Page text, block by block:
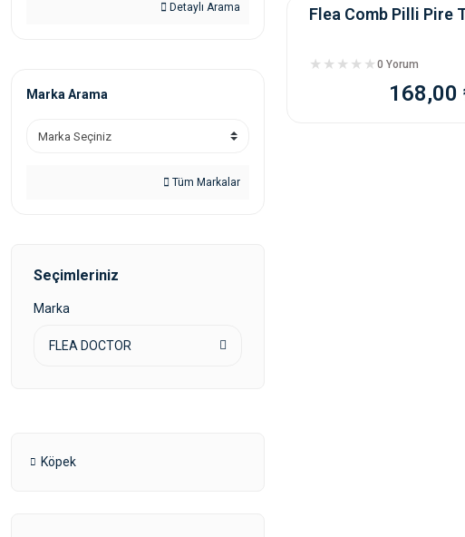
Detaylı Arama
Marka Arama
Tüm Markalar
Seçimleriniz
Marka
FLEA DOCTOR
Köpek
Flea Comb Pilli Pire
0 Yorum
168,00